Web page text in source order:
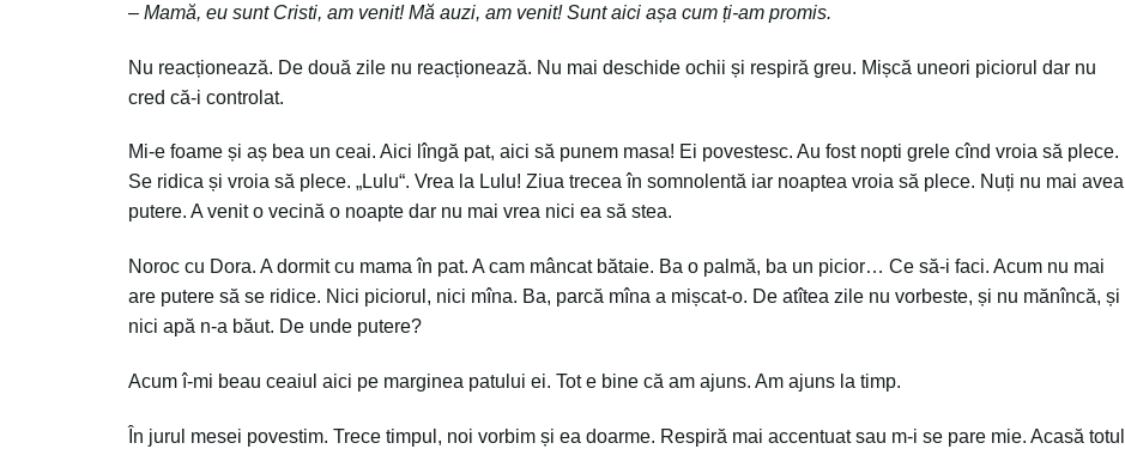
– Mamă, eu sunt Cristi, am venit! Mă auzi, am venit! Sunt aici așa cum ți-am promis.
Nu reacționează. De două zile nu reacționează. Nu mai deschide ochii și respiră greu. Mișcă uneori piciorul dar nu
cred că-i controlat.
Mi-e foame și aș bea un ceai. Aici lîngă pat, aici să punem masa! Ei povestesc. Au fost nopti grele cînd vroia să plece.
Se ridica și vroia să plece. „Lulu“. Vrea la Lulu! Ziua trecea în somnolentă iar noaptea vroia să plece. Nuți nu mai avea
putere. A venit o vecină o noapte dar nu mai vrea nici ea să stea.
Noroc cu Dora. A dormit cu mama în pat. A cam mâncat bătaie. Ba o palmă, ba un picior… Ce să-i faci. Acum nu mai
are putere să se ridice. Nici piciorul, nici mîna. Ba, parcă mîna a mișcat-o. De atîtea zile nu vorbeste, și nu mănîncă, și
nici apă n-a băut. De unde putere?
Acum î-mi beau ceaiul aici pe marginea patului ei. Tot e bine că am ajuns. Am ajuns la timp.
În jurul mesei povestim. Trece timpul, noi vorbim și ea doarme. Respiră mai accentuat sau m-i se pare mie. Acasă totul